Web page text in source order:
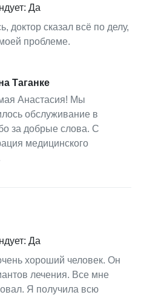
Да
доктор сказал всё по делу,
проблеме.
Таганке
Анастасия! Мы
обслуживание в
за добрые слова. С
медицинского
Да
хороший человек. Он
лечения. Все мне
Я получила всю